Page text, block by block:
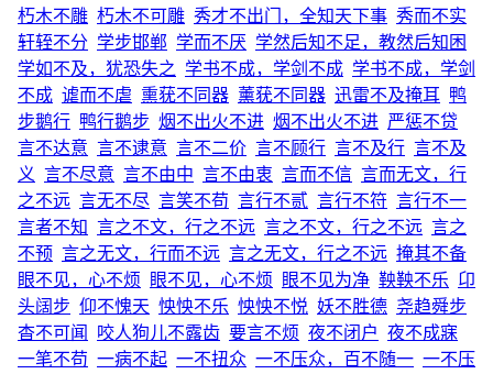
朽木不雕 朽木不可雕 秀才不出门，全知天下事 秀而不实
轩轾不分 学步邯郸 学而不厌 学然后知不足，教然后知困
学如不及，犹恐失之
学书不成，学剑不成 学书不成，学剑
不成 谑而不虐 熏莸不同器 薰莸不同器 迅雷不及掩耳 鸭
步鹅行 鸭行鹅步 烟不出火不进 烟不出火不进 严惩不贷
言不达意 言不逮意 言不二价 言不顾行 言不及行 言不及
义 言不尽意 言不由中 言不由衷 言而不信 言而无文，行
之不远 言无不尽 言笑不苟 言行不贰 言行不符 言行不一
言者不知 言之不文，行之不远 言之不文，行之不远 言之
不预 言之无文，行而不远 言之无文，行之不远 掩其不备
眼不见，心不烦
眼不见，心不烦 眼不见为净 鞅鞅不乐 卬
头阔步 仰不愧天 怏怏不乐 怏怏不悦 妖不胜德 尧趋舜步
杳不可闻
咬人狗儿不露齿 要言不烦 夜不闭户 夜不成寐
一笔不苟 一病不起 一不扭众 一不压众，百不随一 一不压